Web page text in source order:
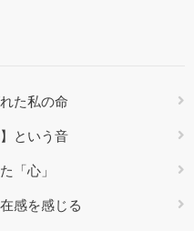
た私の命
という音
「心」
感を感じる